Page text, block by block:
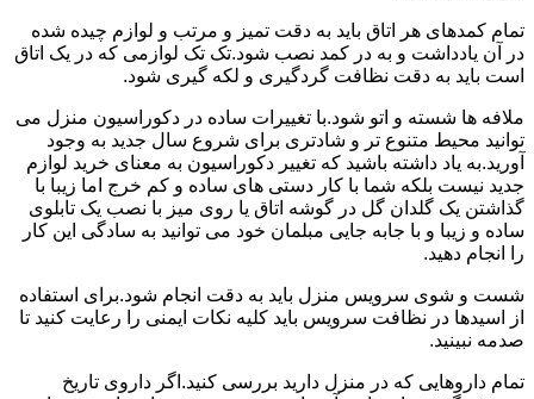
تمام کمدهای هر اتاق باید به دقت تمیز و مرتب و لوازم چیده شده
در آن یادداشت و به در کمد نصب شود.تک تک لوازمی که در یک اتاق
است باید به دقت نظافت گردگیری و لکه گیری شود.
ملافه ها شسته و اتو شود.با تغییرات ساده در دکوراسیون منزل می
توانید محیط متنوع تر و شادتری برای شروع سال جدید به وجود
آورید.به یاد داشته باشید که تغییر دکوراسیون به معنای خرید لوازم
جدید نیست بلکه شما با کار دستی های ساده و کم خرج اما زیبا با
گذاشتن یک گلدان گل در گوشه اتاق یا روی میز با نصب یک تابلوی
ساده و زیبا و با جابه جایی مبلمان خود می توانید به سادگی این کار
را انجام دهید.
شست و شوی سرویس منزل باید به دقت انجام شود.برای استفاده
از اسیدها در نظافت سرویس باید کلیه نکات ایمنی را رعایت کنید تا
صدمه نبینید.
تمام داروهایی که در منزل دارید بررسی کنید.اگر داروی تاریخ